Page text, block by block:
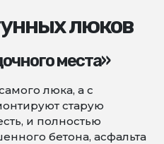
люков
места»
люка, а с
старую
и полностью
бетона, асфальта